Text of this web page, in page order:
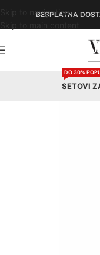
Skip to navigation
BESPLATNA
SETOVI
DO 30%